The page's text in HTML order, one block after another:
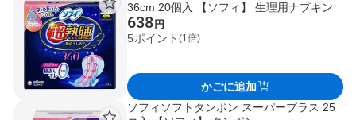
36cm 20個入 【ソフィ】 生理用ナプキン
638 円
5ポイント (1倍)
かごに追加
ソフィソフトタンポン スーパープラス 25